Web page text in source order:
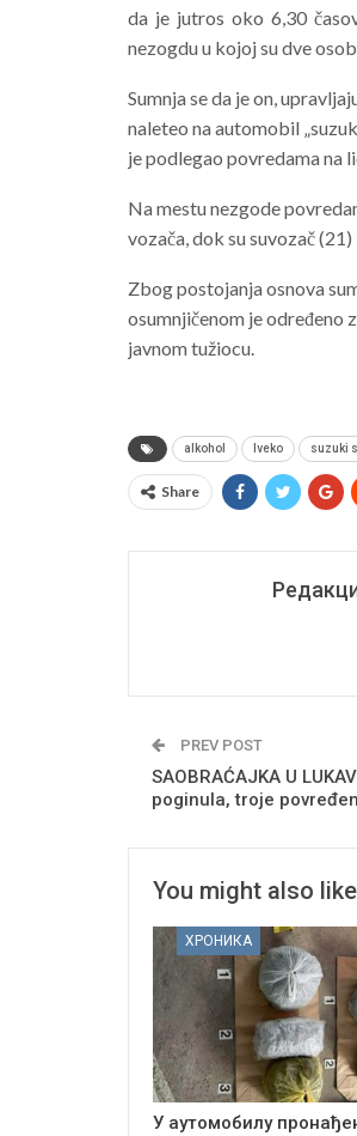
da je jutros oko 6,30
nezogdu u kojoj su dve
Sumnja se da je on,
naleteo na automobil
je podlegao povredama na
Na mestu nezgode
vozača, dok su suvozač
Zbog postojanja osnova
osumnjičenom je određeno
javnom tužiocu.
alkohol Iveko suzuki
Share
PREV POST
SAOBRAĆAJKA U
poginula, troje
You might also like
ХРОНИКА
У аутомобилу